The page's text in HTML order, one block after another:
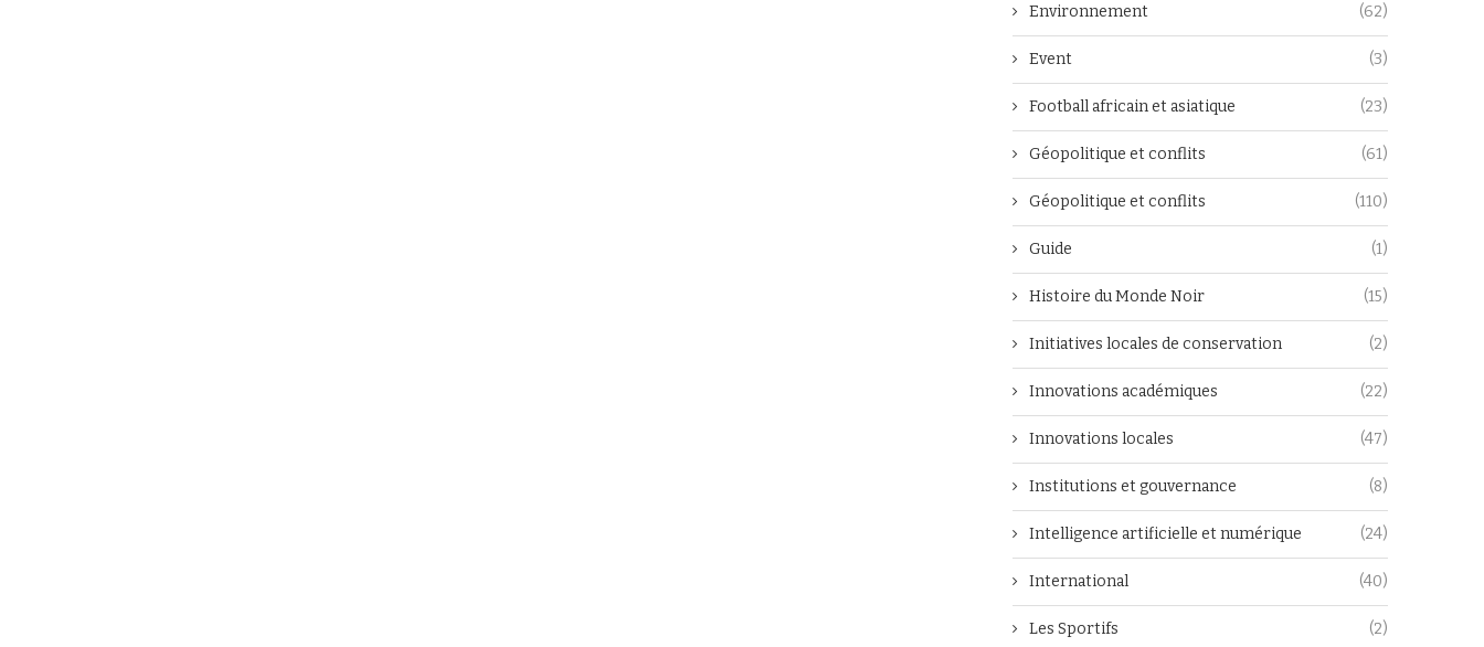
Environnement (62)
Event (3)
Football africain et asiatique (23)
Géopolitique et conflits (61)
Géopolitique et conflits (110)
Guide (1)
Histoire du Monde Noir (15)
Initiatives locales de conservation (2)
Innovations académiques (22)
Innovations locales (47)
Institutions et gouvernance (8)
Intelligence artificielle et numérique (24)
International (40)
Les Sportifs (2)